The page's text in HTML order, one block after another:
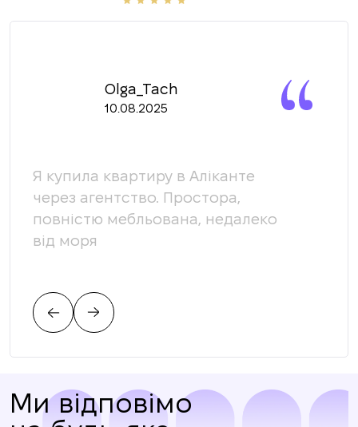
Olga_Tach
10.08.2025
Я купила квартиру в Аліканте
через агентство. Простора,
повністю мебльована, недалеко
від моря
Ми відповімо